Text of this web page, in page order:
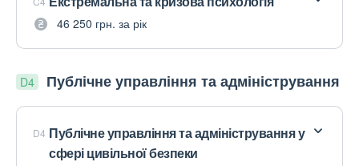
46 250 грн. за рік
D4 Публічне управління та адміністрування
D4 Публічне управління та адміністрування у
сфері цивільної безпеки